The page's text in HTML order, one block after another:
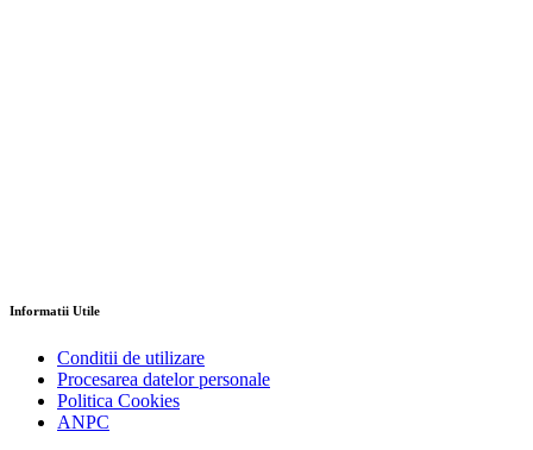
Informatii Utile
Conditii de utilizare
Procesarea datelor personale
Politica Cookies
ANPC